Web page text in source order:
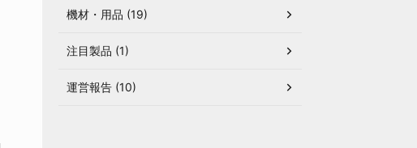
機材・用品 (19)
注目製品 (1)
運営報告 (10)